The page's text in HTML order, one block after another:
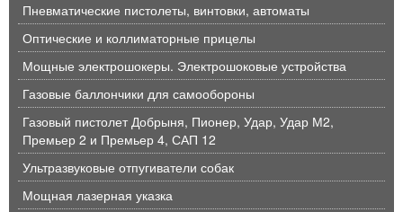
Пневматические пистолеты, винтовки, автоматы
Оптические и коллиматорные прицелы
Мощные электрошокеры. Электрошоковые устройства
Газовые баллончики для самообороны
Газовый пистолет Добрыня, Пионер, Удар, Удар М2,
Премьер 2 и Премьер 4, САП 12
Ультразвуковые отпугиватели собак
Мощная лазерная указка